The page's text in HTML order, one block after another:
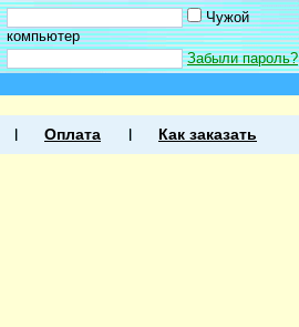
Чужой
компьютер
Забыли пароль?
Оплата Как заказать